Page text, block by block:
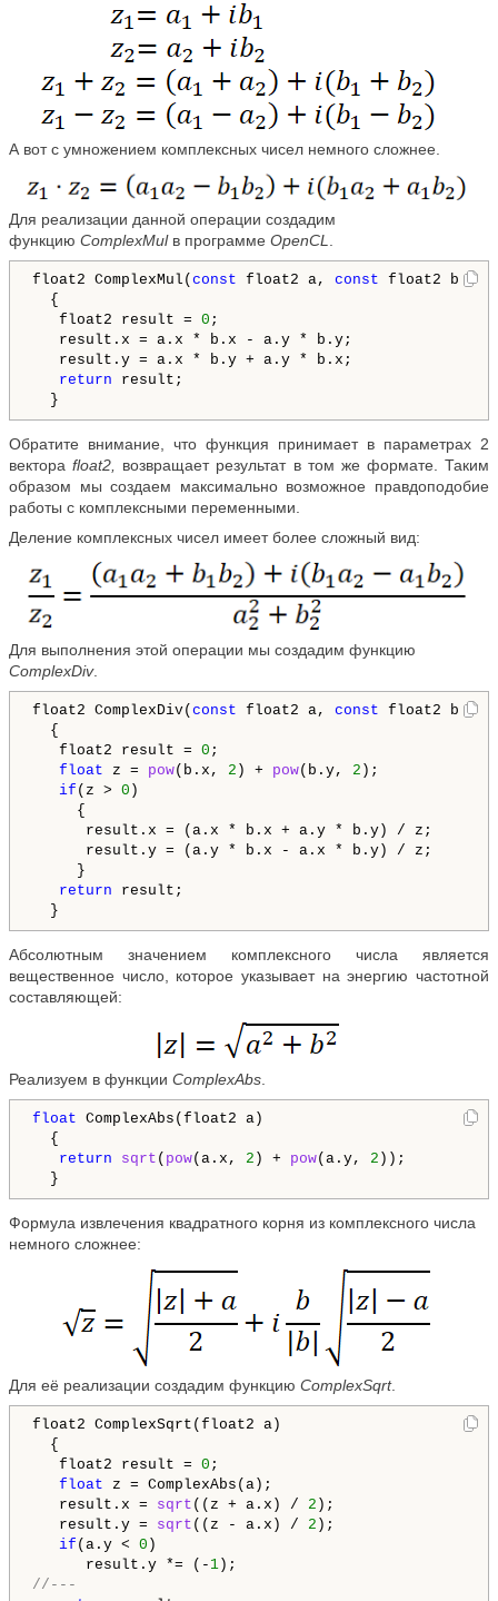
А вот с умножением комплексных чисел немного сложнее.
Для реализации данной операции создадим
функцию ComplexMulв программе OpenCL
float2 ComplexMul( const float2 a, const float2 b)
{
float2 result = 0 ;
result.x = a.x * b.x - a.y * b.y;
result.y = a.x * b.y + a.y * b.x;
return result;
Обратите внимание, что функция принимает в параметрах 2
вектораfloat2,
возвращает результат в том же формате. Таким
образом мы создаем максимально возможное правдоподобие
работы с комплексными переменными.
Деление комплексных чисел имеет более сложный вид:
Для выполнения этой операции мы создадим функцию
ComplexDiv.
float2 ComplexDiv( const float2 a, const float2 b)
{
float2 result = 0 ;
float z = pow(b.x, 2 ) + pow(b.y, 2 );
if (z > 0 )
{
result.x = (a.x * b.x + a.y * b.y) / z;
result.y = (a.y * b.x - a.x * b.y) / z;
}
return result;
Абсолютным значением комплексного числа является
вещественное число, которое указывает на энергию частотной
составляющей:
Реализуем в функции ComplexAbs.
float ComplexAbs(float2 a)
{
return
sqrt ( pow(a.x, 2 ) + pow(a.y, 2 ));
Формула извлечения квадратного корня из комплексного числа
немного сложнее:
Для её реализации создадим функцию ComplexSqrt.
float2 ComplexSqrt(float2 a)
{
float2 result = 0 ;
float z = ComplexAbs(a);
result.x = sqrt ((z + a.x) / 2 );
result.y = sqrt ((z - a.x) / 2 );
if (a.y < 0 )
result.y *= (- 1
//---